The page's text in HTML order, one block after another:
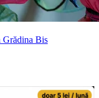
Grădina Bis